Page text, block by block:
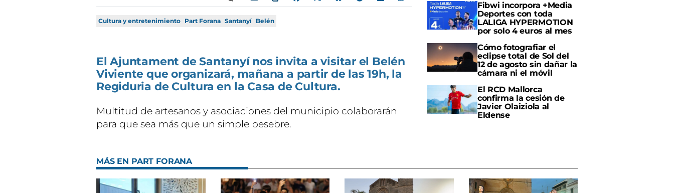
Cultura y entretenimiento Part Forana Santanyí Belén
El Ajuntament de Santanyí nos invita a visitar el Belén
Viviente que organizará, mañana a partir de las 19h, la
Regiduria de Cultura en la Casa de Cultura.
Multitud de artesanos y asociaciones del municipio colaborarán
para que sea más que un simple pesebre.
Fibwi incorpora +Media
Deportes con toda
LALIGA HYPERMOTION
por solo 4 euros al mes
Cómo fotografiar el
eclipse total de Sol del
12 de agosto sin dañar la
cámara ni el móvil
El RCD Mallorca
confirma la cesión de
Javier Olaiziola al
Eldense
MÁS EN PART FORANA